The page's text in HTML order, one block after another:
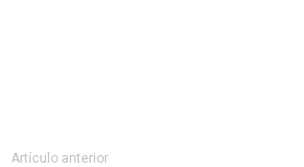
Artículo anterior